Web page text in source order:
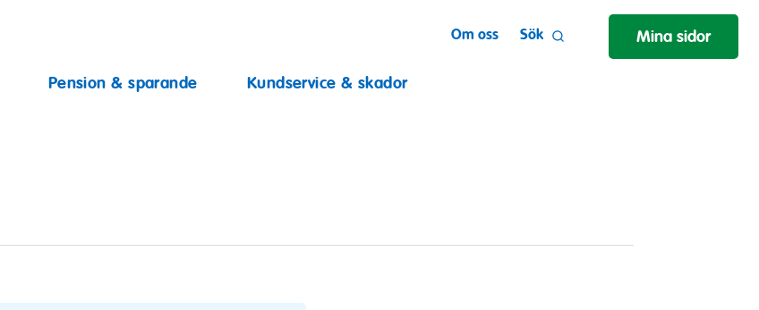
Pension & sparande Kundservice & skador
Om oss Sök Mina sidor